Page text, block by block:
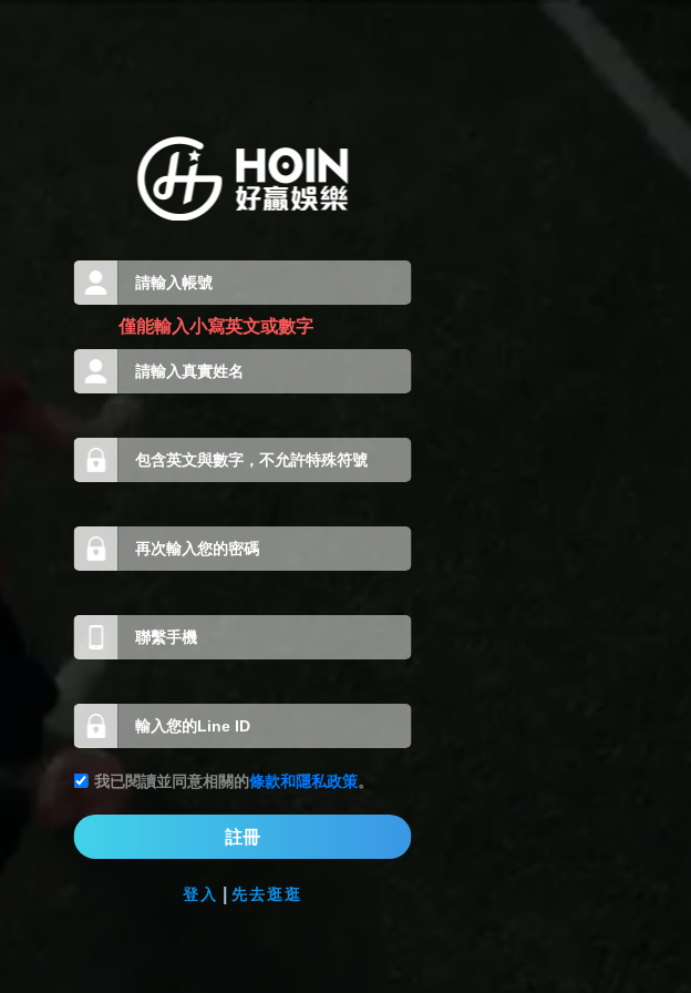
僅能輸入小寫英文或數字
我已閱讀並同意相關的條款和隱私政策。
註冊
登入 先去逛逛